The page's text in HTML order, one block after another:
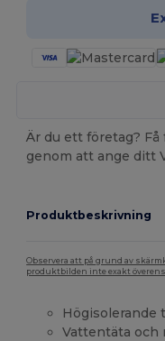
Är du ett företag?
genom att ange ditt
Produktbeskrivning
Observera att på grund av
produktbilden inte exakt
Högisolerande
Vattentäta och